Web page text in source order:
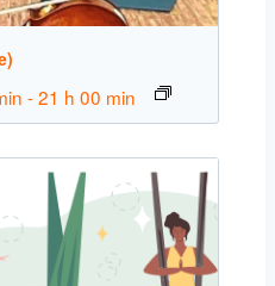
-21 h 00 min